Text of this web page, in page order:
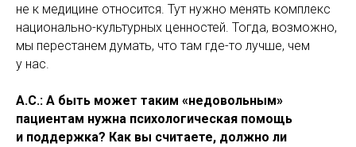
не к медицине относится. Тут нужно менять комплекс
национально-культурных ценностей. Тогда, возможно,
мы перестанем думать, что там где-то лучше, чем
у нас.
А.С.: А быть может таким «недовольным»
пациентам нужна психологическая помощь
и поддержка? Как вы считаете, должно ли